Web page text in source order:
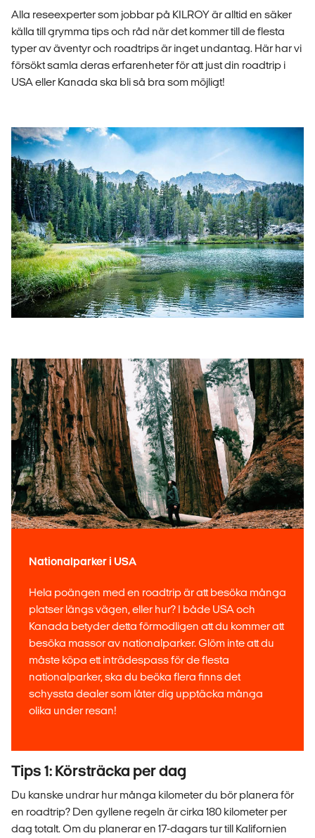
Alla reseexperter som jobbar på KILROY är alltid en säker
källa till grymma tips och råd när det kommer till de flesta
typer av äventyr och roadtrips är inget undantag. Här har vi
försökt samla deras erfarenheter för att just din roadtrip i
USA eller Kanada ska bli så bra som möjligt!
Nationalparker i USA
Hela poängen med en roadtrip är att besöka många
platser längs vägen, eller hur? I både USA och
Kanada betyder detta förmodligen att du kommer att
besöka massor av nationalparker. Glöm inte att du
måste köpa ett inträdespass för de flesta
nationalparker, ska du beöka flera finns det
schyssta dealer som låter dig upptäcka många
olika under resan!
Tips 1: Körsträcka per dag
Du kanske undrar hur många kilometer du bör planera för
en roadtrip? Den gyllene regeln är cirka 180 kilometer per
dag totalt. Om du planerar en 17-dagars tur till Kalifornien